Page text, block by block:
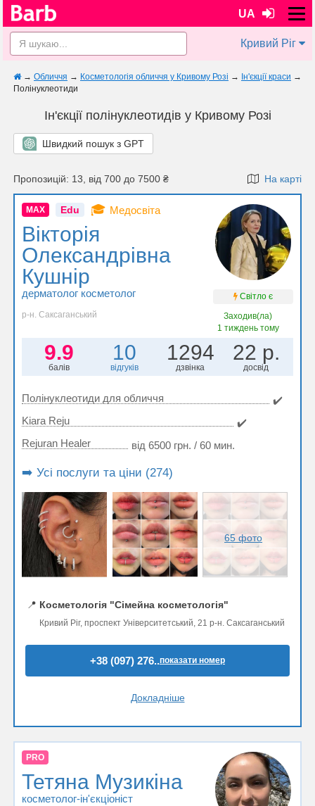
UA
Кривий Ріг
→ Обличчя → Косметологія обличчя у Кривому Розі → Ін'єкції краси →
Полінуклеотиди
Ін'єкції полінуклеотидів у Кривому Розі
Швидкий пошук з GPT
Пропозицій: 13, від 700 до 7500 ₴ На карті
MAX Edu 🎓 Медосвіта
Вікторія
Олександрівна
Кушнір
дерматолог косметолог
Світло є
р-н. Саксаганський
Заходив(ла)
1 тиждень тому
9.9
балів
10
відгуків
1294
дзвінка
22 р.
досвід
Полінуклеотиди для обличчя
✔️
Kiara Reju
✔️
Rejuran Healer
від 6500 грн. / 60 мин.
➡️ Усі послуги та ціни (274)
65 фото
📍 Косметологія "Сімейна косметологія"
Кривий Ріг, проспект Університетський, 21 р-н. Саксаганський
+38 (097) 276..показати номер
Докладніше
PRO
Тетяна Музикіна
косметолог-ін'єкціоніст